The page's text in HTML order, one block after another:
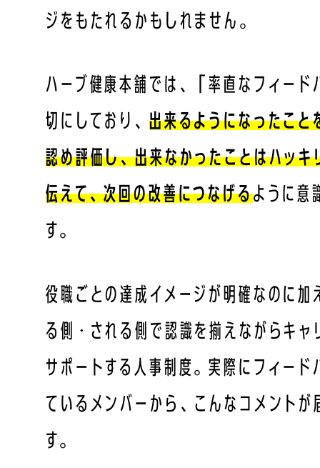
ジをもたれるかもしれません。
ハーブ健康本舗では、「率直なフィード
切にしており、 出来るようになったこと
認め評価し、出来なかったことはハッキ
伝えて、次回の改善につなげるように意
す。
役職ごとの達成イメージが明確なのに加
る側・される側で認識を揃えながらキャ
サポートする人事制度。実際にフィード
ているメンバーから、こんなコメントが
す。